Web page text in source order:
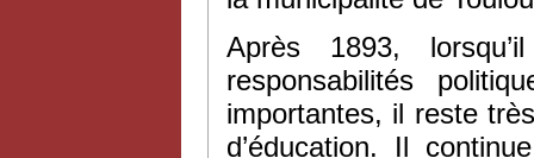
Après 1893,
responsabilités
importantes, il reste
d’éducation. Il